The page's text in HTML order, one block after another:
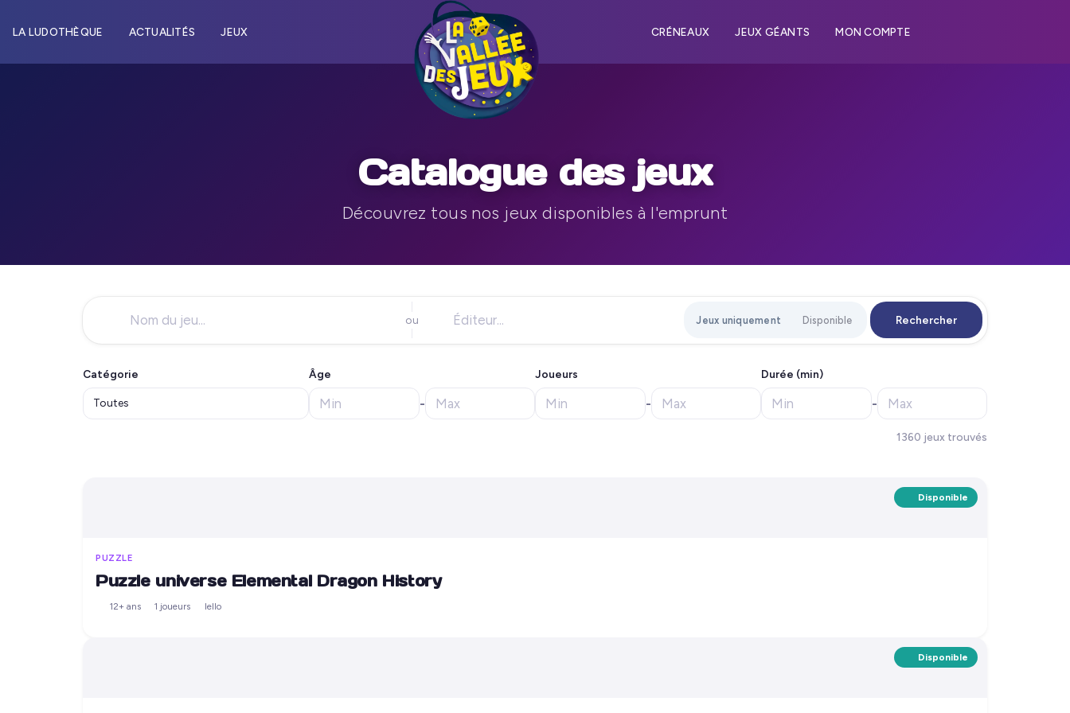
LA LUDOTHÈQUE ACTUALITÉS JEUX CRÉNEAUX JEUX GÉANTS MON COMPTE
Catalogue des jeux
Découvrez tous nos jeux disponibles à l'emprunt
ou Jeux uniquement Disponible Rechercher
Catégorie Âge
-
Joueurs
-
Durée (min)
-
1360 jeux trouvés
Disponible
PUZZLE
Puzzle universe Elemental Dragon History
12+ ans 1 joueurs Iello
Disponible